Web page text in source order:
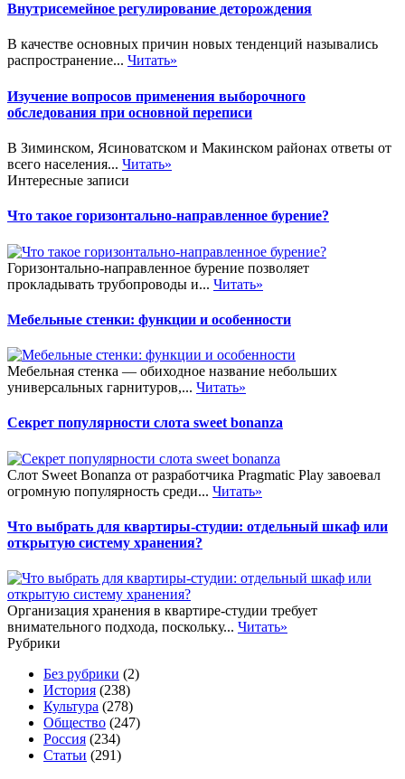
Внутрисемейное регулирование деторождения
В качестве основных причин новых тенденций назывались
распространение... Читать»
Изучение вопросов применения выборочного
обследования при основной переписи
В Зиминском, Ясиноватском и Макинском районах ответы от
всего населения... Читать»
Интересные записи
Что такое горизонтально-направленное бурение?
Горизонтально-направленное бурение позволяет
прокладывать трубопроводы и... Читать»
Мебельные стенки: функции и особенности
Мебельная стенка — обиходное название небольших
универсальных гарнитуров,... Читать»
Секрет популярности слота sweet bonanza
Слот Sweet Bonanza от разработчика Pragmatic Play завоевал
огромную популярность среди... Читать»
Что выбрать для квартиры-студии: отдельный шкаф или
открытую систему хранения?
Организация хранения в квартире-студии требует
внимательного подхода, поскольку... Читать»
Рубрики
Без рубрики (2)
История (238)
Культура (278)
Общество (247)
Россия (234)
Статьи (291)